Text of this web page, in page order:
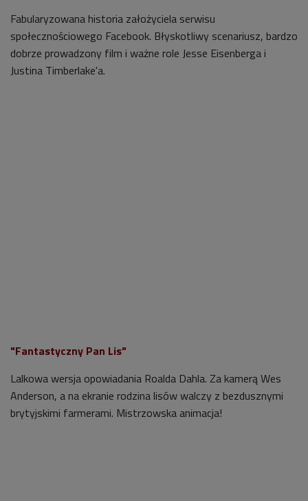
Fabularyzowana historia założyciela serwisu
społecznościowego Facebook. Błyskotliwy scenariusz, bardzo
dobrze prowadzony film i ważne role Jesse Eisenberga i
Justina Timberlake'a.
"Fantastyczny Pan Lis"
Lalkowa wersja opowiadania Roalda Dahla. Za kamerą Wes
Anderson, a na ekranie rodzina lisów walczy z bezdusznymi
brytyjskimi farmerami. Mistrzowska animacja!